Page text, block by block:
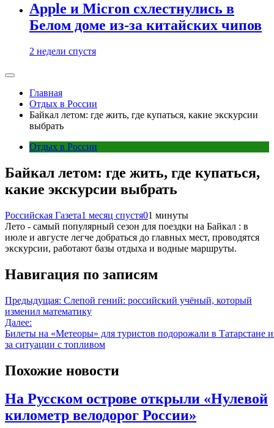
Apple и Micron схлестнулись в
Белом доме из-за китайских чипов
2 недели спустя
Главная
Отдых в России
Байкал летом: где жить, где купаться, какие экскурсии
выбрать
Отдых в России
Байкал летом: где жить, где купаться,
какие экскурсии выбрать
Российская Газета1 месяц спустя01 минуты
Лето - самый популярный сезон для поездки на Байкал : в
июле и августе легче добраться до главных мест, проводятся
экскурсии, работают базы отдыха и водные маршруты.
Навигация по записям
Предыдущая: Слепой гений: российский учёный, который
изменил математику
Далее:
Билеты на «Метеоры» для туристов подорожали в Татарстане
за ситуации с топливом
Похожие новости
На Русском острове открыли «Нулевой
километр велодорог России»